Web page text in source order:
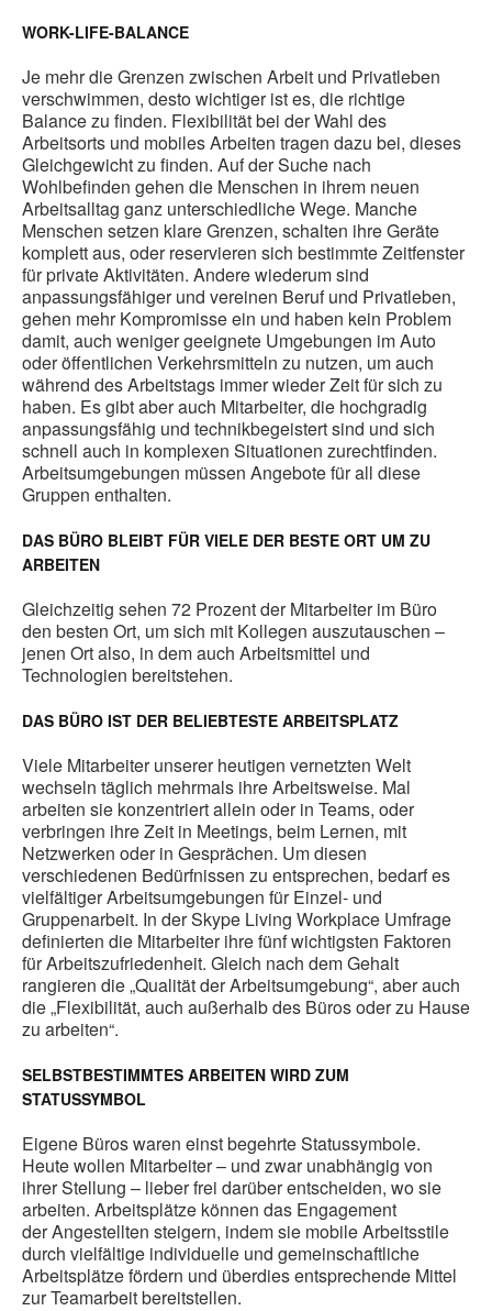
WORK-LIFE-BALANCE
Je mehr die Grenzen zwischen Arbeit und Privatleben
verschwimmen, desto wichtiger ist es, die richtige
Balance zu finden. Flexibilität bei der Wahl des
Arbeitsorts und mobiles Arbeiten tragen dazu bei, dieses
Gleichgewicht zu finden. Auf der Suche nach
Wohlbefinden gehen die Menschen in ihrem neuen
Arbeitsalltag ganz unterschiedliche Wege. Manche
Menschen setzen klare Grenzen, schalten ihre Geräte
komplett aus, oder reservieren sich bestimmte Zeitfenster
für private Aktivitäten. Andere wiederum sind
anpassungsfähiger und vereinen Beruf und Privatleben,
gehen mehr Kompromisse ein und haben kein Problem
damit, auch weniger geeignete Umgebungen im Auto
oder öffentlichen Verkehrsmitteln zu nutzen, um auch
während des Arbeitstags immer wieder Zeit für sich zu
haben. Es gibt aber auch Mitarbeiter, die hochgradig
anpassungsfähig und technikbegeistert sind und sich
schnell auch in komplexen Situationen zurechtfinden.
Arbeitsumgebungen müssen Angebote für all diese
Gruppen enthalten.
DAS BÜRO BLEIBT FÜR VIELE DER BESTE ORT UM ZU
ARBEITEN
Gleichzeitig sehen 72 Prozent der Mitarbeiter im Büro
den besten Ort, um sich mit Kollegen auszutauschen –
jenen Ort also, in dem auch Arbeitsmittel und
Technologien bereitstehen.
DAS BÜRO IST DER BELIEBTESTE ARBEITSPLATZ
Viele Mitarbeiter unserer heutigen vernetzten Welt
wechseln täglich mehrmals ihre Arbeitsweise. Mal
arbeiten sie konzentriert allein oder in Teams, oder
verbringen ihre Zeit in Meetings, beim Lernen, mit
Netzwerken oder in Gesprächen. Um diesen
verschiedenen Bedürfnissen zu entsprechen, bedarf es
vielfältiger Arbeitsumgebungen für Einzel- und
Gruppenarbeit. In der Skype Living Workplace Umfrage
definierten die Mitarbeiter ihre fünf wichtigsten Faktoren
für Arbeitszufriedenheit. Gleich nach dem Gehalt
rangieren die „Qualität der Arbeitsumgebung“, aber auch
die „Flexibilität, auch außerhalb des Büros oder zu Hause
zu arbeiten“.
SELBSTBESTIMMTES ARBEITEN WIRD ZUM
STATUSSYMBOL
Eigene Büros waren einst begehrte Statussymbole.
Heute wollen Mitarbeiter – und zwar unabhängig von
ihrer Stellung – lieber frei darüber entscheiden, wo sie
arbeiten. Arbeitsplätze können das Engagement
der Angestellten steigern, indem sie mobile Arbeitsstile
durch vielfältige individuelle und gemeinschaftliche
Arbeitsplätze fördern und überdies entsprechende Mittel
zur Teamarbeit bereitstellen.